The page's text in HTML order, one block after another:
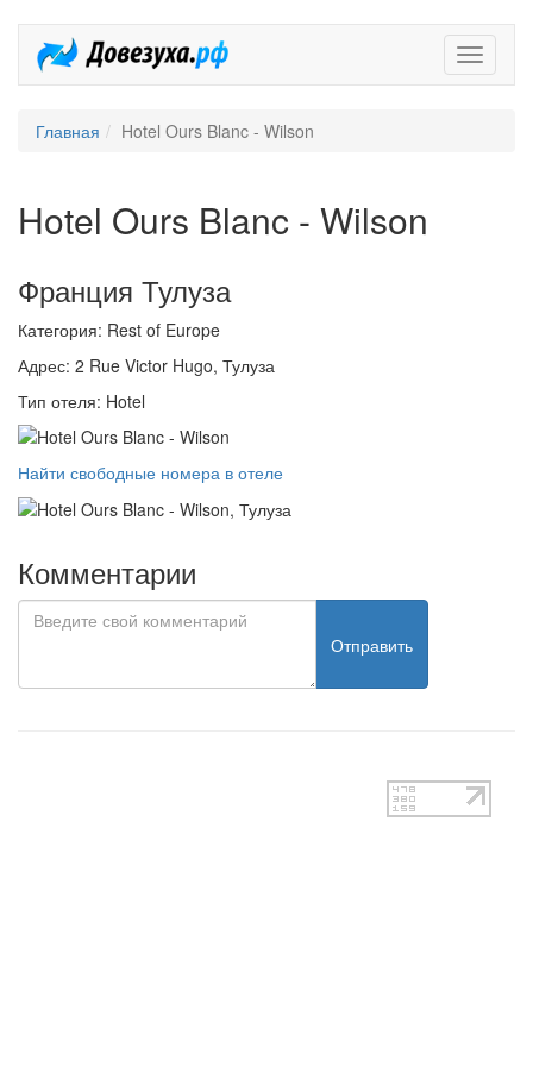
Главная Hotel Ours Blanc - Wilson
Hotel Ours Blanc - Wilson
Франция Тулуза
Категория: Rest of Europe
Адрес: 2 Rue Victor Hugo, Тулуза
Тип отеля: Hotel
Найти свободные номера в отеле
Комментарии
Отправить